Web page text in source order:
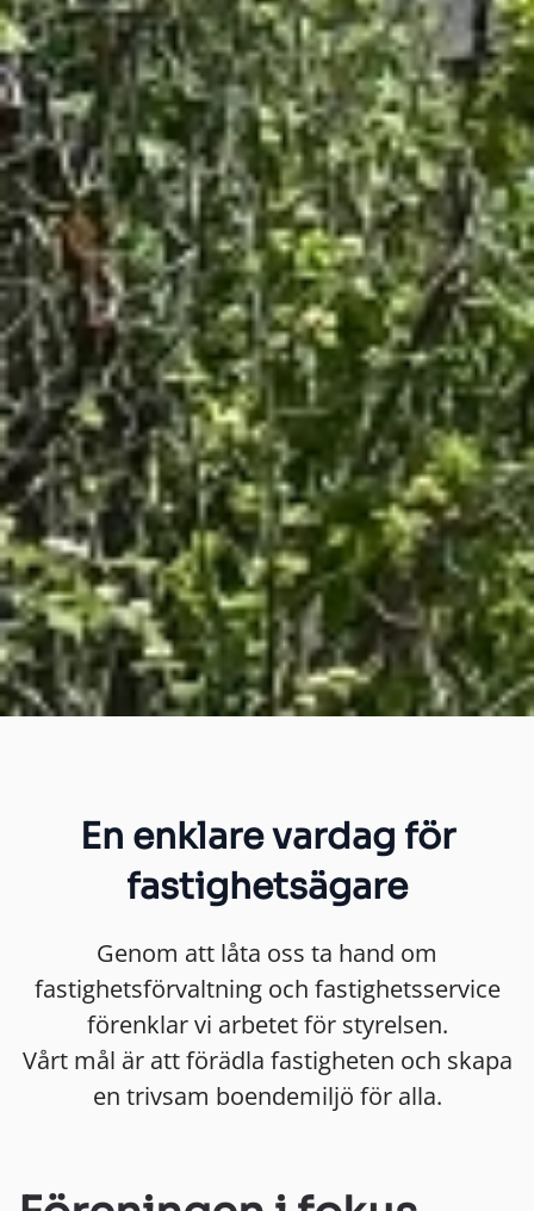
En enklare vardag för
fastighetsägare
Genom att låta oss ta hand om
fastighetsförvaltning och fastighetsservice
förenklar vi arbetet för styrelsen.
Vårt mål är att förädla fastigheten och skapa
en trivsam boendemiljö för alla.